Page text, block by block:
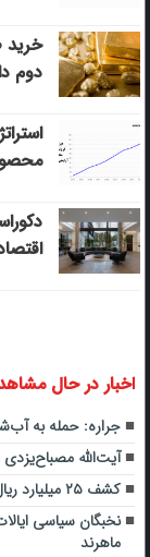
دوم
اخبار در حال
جراره: حمله به
آیت‌الله
کشف ۲۵ میلیارد ریال کالای قاچاق در بوشهر
نخبگان سیاسی
ماهرند